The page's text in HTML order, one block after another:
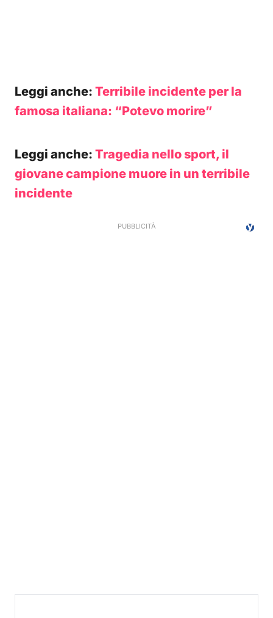
Leggi anche: Terribile incidente per la
famosa italiana: “Potevo morire”
Leggi anche: Tragedia nello sport, il
giovane campione muore in un terribile
incidente